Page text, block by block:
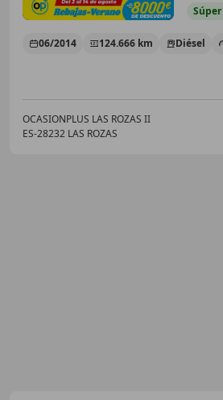
Súper
06/2014 124.666 km Diésel
OCASIONPLUS LAS ROZAS II
ES-28232 LAS ROZAS